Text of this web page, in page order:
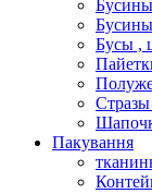
Бусины
Бусы ,
Стразы
Пакування